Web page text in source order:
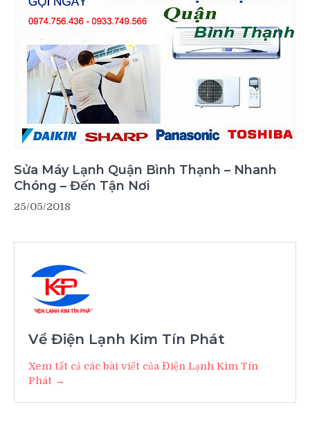
Sửa Máy Lạnh Quận Bình Thạnh – Nhanh
Chóng – Đến Tận Nơi
25/05/2018
Về Điện Lạnh Kim Tín Phát
Xem tất cả các bài viết của Điện Lạnh Kim Tín
Phát →